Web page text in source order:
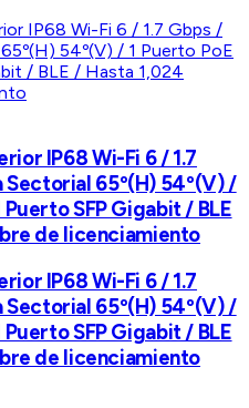
IP68 Wi-Fi 6 / 1.7
Sectorial 65º(H) 54º(V) /
SFP Gigabit / BLE
de licenciamiento
IP68 Wi-Fi 6 / 1.7
Sectorial 65º(H) 54º(V) /
SFP Gigabit / BLE
de licenciamiento